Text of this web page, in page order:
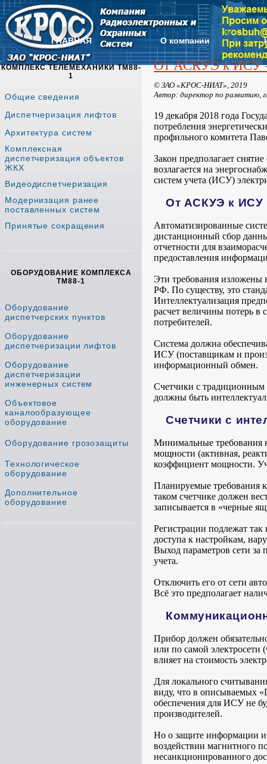
ГЛАВНАЯ
КОМПЛЕКС ТЕЛЕМЕХАНИКИ ТМ88-
1
Общие сведения
Диспетчеризация лифтов
Архитектура систем
Комплексная
диспетчеризация объектов
ЖКХ
Видеодиспетчеризация
Модернизация ранее
поставленных систем
Принятые сокращения
ОБОРУДОВАНИЕ КОМПЛЕКСА
ТМ88-1
Оборудование
диспетчерских пунктов
Оборудование
диспетчеризации лифтов
Оборудование
диспетчеризации
инженерных систем
Объектовое
каналообразующее
оборудование
Оборудование грозозащиты
Технологическое
оборудование
Дополнительное
оборудование
О компании
От АСКУЭ к ИСУ –
© ЗАО «КРОС-НИАТ», 2019
Автор: директор по развитию,
19 декабря 2018 года
потребления
профильного комитета
Закон предполагает
возлагается на
систем учета (ИСУ)
От АСКУЭ к ИСУ
Автоматизированные
дистанционный сбор
отчетности для
предоставления
Эти требования изложены
РФ. По существу, это
Интеллектуализация
расчет величины потерь в
потребителей.
Система должна
ИСУ (поставщикам и
информационный обмен.
Счетчики с
должны быть
Счетчики с
Минимальные требования
мощности (активная,
коэффициент мощности.
Планируемые требования
таком счетчике должен
записывается в «черные
Регистрации подлежат
доступа к настройкам,
Выход параметров сети за
учета.
Отключить его от сети
Всё это предполагает
Прибор должен
или по самой электросети
влияет на стоимость
Для локального
виду, что в описываемых
обеспечения для ИСУ не
производителей.
Но о защите информации и
воздействии магнитного
несанкционированного